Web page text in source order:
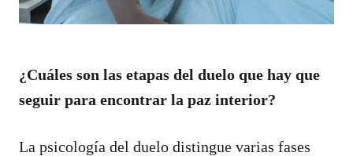
¿Cuáles son las etapas del duelo que hay que
seguir para encontrar la paz interior?
La psicología del duelo distingue varias fases